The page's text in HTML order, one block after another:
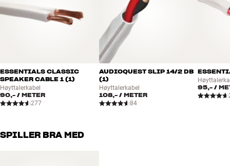
Frekvensområde (-6dB) :
Følsomhet :
Kobles til forsterker (Sonos Amp) via vanlig høyttalerkabel
Forgylte terminaler
2 gitterdeksler, FastMount beslag ( 2 stk.), kabelterminaldeksler (2
ESSENTIALS CLASSIC
SPEAKER CABLE 1 (1)
Høyttalerkabel
90,- / METER
277
AUDIOQUEST SLIP 14/2 DB
(1)
Høyttalerkabel
108,-/ METER
84
95,- /
SPILLER BRA MED